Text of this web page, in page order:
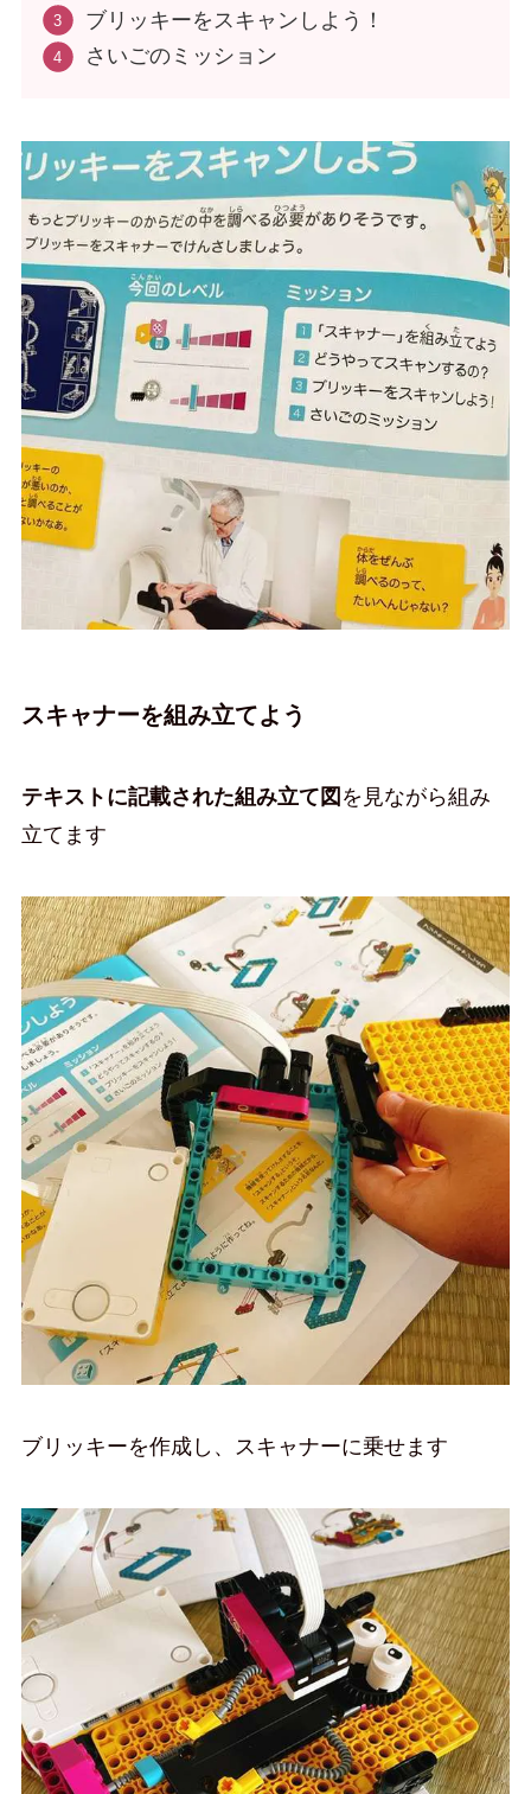
ブリッキーをスキャンしよう！
さいごのミッション
スキャナーを組み立てよう
テキストに記載された組み立て図 を見ながら組み
立てます
ブリッキーを作成し、スキャナーに乗せます